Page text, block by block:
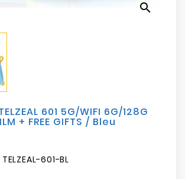
search
601 5G/WIFI 6G/128G
+ FREE GIFTS / Bleu
TELZEAL-601-BL